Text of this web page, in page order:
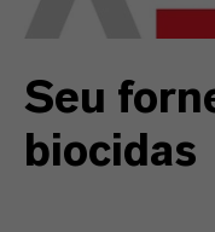
Seu
biocidas